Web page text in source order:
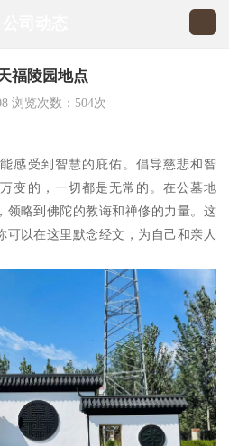
福陵园地点
浏览次数： 504次
感受到智慧的庇佑。倡导慈悲和智
变的，一切都是无常的。在公墓地
领略到佛陀的教诲和禅修的力量。这
可以在这里默念经文，为自己和亲人